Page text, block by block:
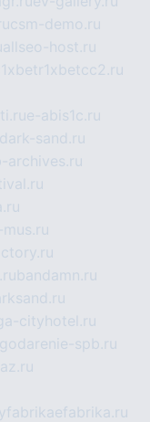
csm-demo.ru
allseo-host.ru
e-abis1c.ru
dark-sand.ru
archives.ru
mus.ru
bandamn.ru
cityhotel.ru
spb.ru